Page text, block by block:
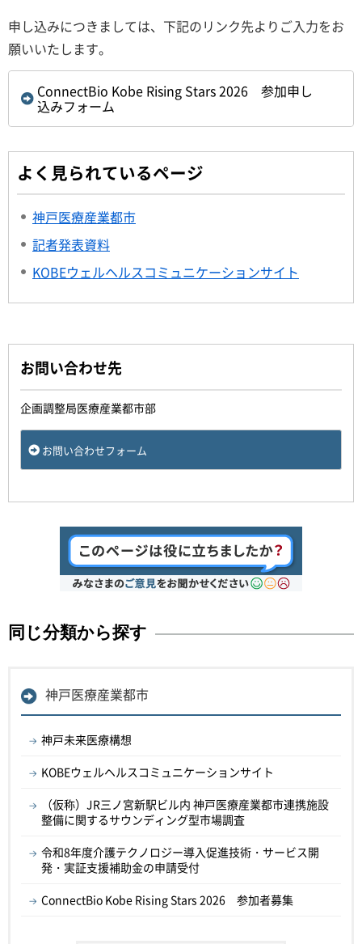
申し込みにつきましては、下記のリンク先よりご入力をお
願いいたします。
ConnectBio Kobe Rising Stars 2026 参加申し
込みフォーム
よく見られているページ
神戸医療産業都市
記者発表資料
KOBEウェルヘルスコミュニケーションサイト
お問い合わせ先
企画調整局医療産業都市部
お問い合わせフォーム
同じ分類から探す
神戸医療産業都市
神戸未来医療構想
KOBEウェルヘルスコミュニケーションサイト
（仮称）JR三ノ宮新駅ビル内 神戸医療産業都市連携施設
整備に関するサウンディング型市場調査
令和8年度介護テクノロジー導入促進技術・サービス開
発・実証支援補助金の申請受付
ConnectBio Kobe Rising Stars 2026 参加者募集